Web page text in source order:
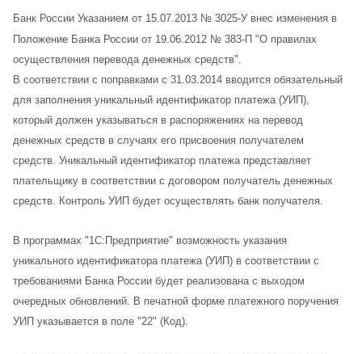
Банк России Указанием от 15.07.2013 № 3025-У внес изменения в
Положение Банка России от 19.06.2012 № 383-П "О правилах
осуществления перевода денежных средств".
В соответствии с поправками с 31.03.2014 вводится обязательный
для заполнения уникальный идентификатор платежа (УИП),
который должен указываться в распоряжениях на перевод
денежных средств в случаях его присвоения получателем
средств. Уникальный идентификатор платежа представляет
плательщику в соответствии с договором получатель денежных
средств. Контроль УИП будет осуществлять банк получателя.
В программах "1С:Предприятие" возможность указания
уникального идентификатора платежа (УИП) в соответствии с
требованиями Банка России будет реализована с выходом
очередных обновлений. В печатной форме платежного поручения
УИП указывается в поле "22" (Код).